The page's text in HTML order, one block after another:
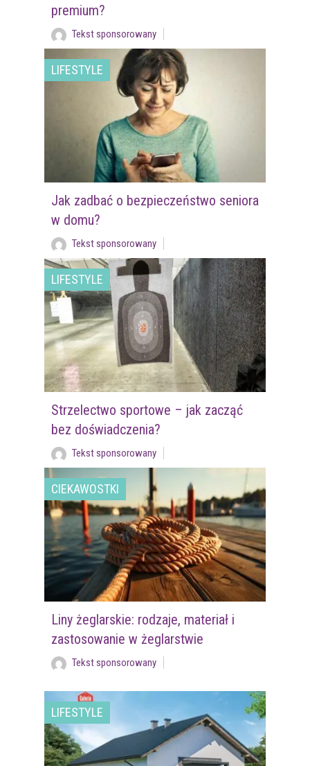
premium?
Tekst sponsorowany
LIFESTYLE
Jak zadbać o bezpieczeństwo seniora
w domu?
Tekst sponsorowany
LIFESTYLE
Strzelectwo sportowe – jak zacząć
bez doświadczenia?
Tekst sponsorowany
CIEKAWOSTKI
Liny żeglarskie: rodzaje, materiał i
zastosowanie w żeglarstwie
Tekst sponsorowany
LIFESTYLE